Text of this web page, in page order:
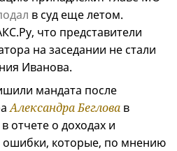
в суд еще летом.
что представители
на заседании не стали
Иванова.
мандата после
Александра Беглова в
отчете о доходах и
которые, по мнению